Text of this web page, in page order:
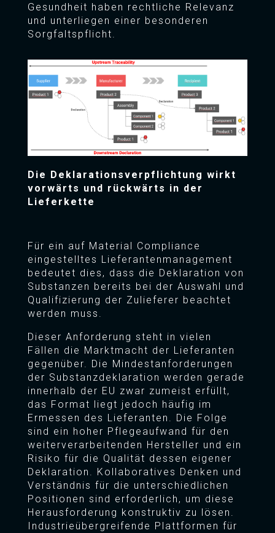
Gesundheit haben rechtliche Relevanz
und unterliegen einer besonderen
Sorgfaltspflicht.
Die Deklarationsverpflichtung wirkt
vorwärts und rückwärts in der
Lieferkette
Für ein auf Material Compliance
eingestelltes Lieferantenmanagement
bedeutet dies, dass die Deklaration von
Substanzen bereits bei der Auswahl und
Qualifizierung der Zulieferer beachtet
werden muss.
Dieser Anforderung steht in vielen
Fällen die Marktmacht der Lieferanten
gegenüber. Die Mindestanforderungen
der Substanzdeklaration werden gerade
innerhalb der EU zwar zumeist erfüllt,
das Format liegt jedoch häufig im
Ermessen des Lieferanten. Die Folge
sind ein hoher Pflegeaufwand für den
weiterverarbeitenden Hersteller und ein
Risiko für die Qualität dessen eigener
Deklaration. Kollaboratives Denken und
Verständnis für die unterschiedlichen
Positionen sind erforderlich, um diese
Herausforderung konstruktiv zu lösen.
Industrieübergreifende Plattformen für